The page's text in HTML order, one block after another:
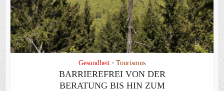
Gesundheit • Tourismus
BARRIEREFREI VON DER
BERATUNG BIS HIN ZUM